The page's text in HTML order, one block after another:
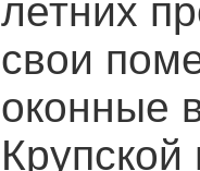
летних
свои
оконные